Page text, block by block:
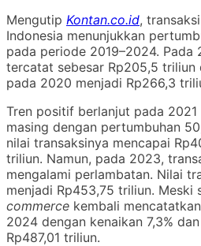
Mengutip Kontan.co.id, transaksi
Indonesia menunjukkan
pada periode 2019–2024. Pada
tercatat sebesar Rp205,5 triliun
pada 2020 menjadi Rp266,3
Tren positif berlanjut pada
masing dengan pertumbuhan
nilai transaksinya mencapai
triliun. Namun, pada 2023,
mengalami perlambatan. Nilai
menjadi Rp453,75 triliun. Meski
commerce kembali
2024 dengan kenaikan 7,3%
Rp487,01 triliun.